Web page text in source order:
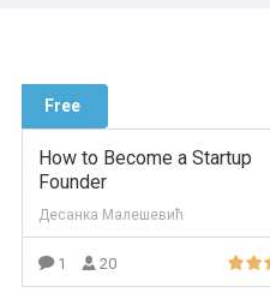
Free
How to Become a Startup
Founder
Десанка Малешевић
1 20